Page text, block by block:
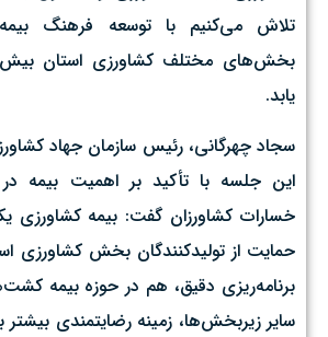
تلاش می‌کنیم با توسعه فرهنگ
بخش‌های مختلف کشاورزی استان
یابد.
سجاد چهرگانی، رئیس سازمان جهاد
این جلسه با تأکید بر اهمیت
خسارات کشاورزان گفت: بیمه کشاورزی
حمایت از تولیدکنندگان بخش کشاورزی
برنامه‌ریزی دقیق، هم در حوزه بیمه
سایر زیر‌بخش‌ها، زمینه رضایتمندی بیشتر